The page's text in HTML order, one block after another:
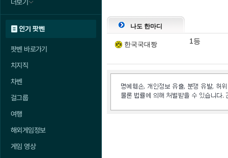
더보기
인기 팟벤
팟벤 바로가기
치지직
차벤
걸그룹
여행
해외게임정보
게임 영상
나도 한마디
한국국대짱 1등